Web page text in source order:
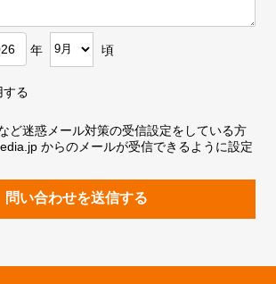
年 頃
する
ど迷惑メール対策の受信設定をしている方
からのメールが受信できるように設定
問い合わせを送信する